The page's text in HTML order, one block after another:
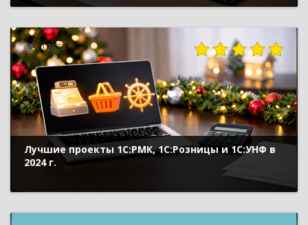
1285
Лучшие проекты 1С:РМК, 1С:Розницы и 1С:УНФ в
2024 г.